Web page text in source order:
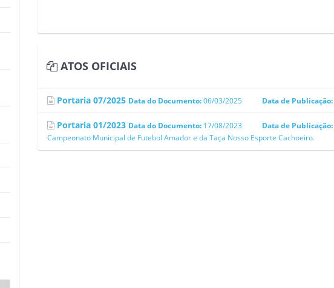
ATOS OFICIAIS
Portaria 07/2025 Data do Documento:06/03/2025 Data de Publicação:
Portaria 01/2023 Data do Documento: 17/08/2023 Data de Publicação:
Campeonato Municipal de Futebol Amador e da Taça Nosso Esporte Cachoeiro.